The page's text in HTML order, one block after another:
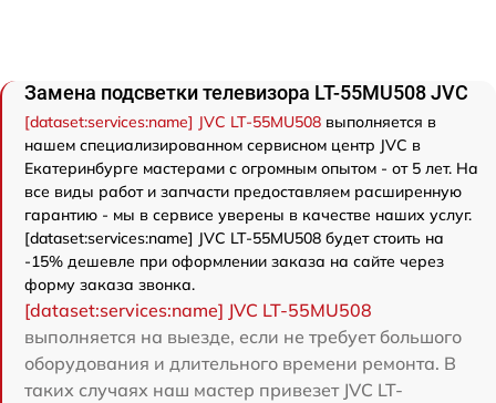
Замена подсветки телевизора LT-55MU508 JVC
[dataset:services:name] JVC LT-55MU508 выполняется в
нашем специализированном сервисном центр JVC в
Екатеринбурге мастерами с огромным опытом - от 5 лет. На
все виды работ и запчасти предоставляем расширенную
гарантию - мы в сервисе уверены в качестве наших услуг.
[dataset:services:name] JVC LT-55MU508 будет стоить на
-15% дешевле при оформлении заказа на сайте через
форму заказа звонка.
[dataset:services:name] JVC LT-55MU508
выполняется на выезде, если не требует большого
оборудования и длительного времени ремонта. В
таких случаях наш мастер привезет JVC LT-